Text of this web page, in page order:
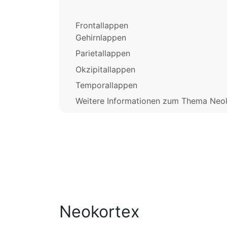
Frontallappen
Gehirnlappen
Parietallappen
Okzipitallappen
Temporallappen
Weitere Informationen zum Thema
Neokortex